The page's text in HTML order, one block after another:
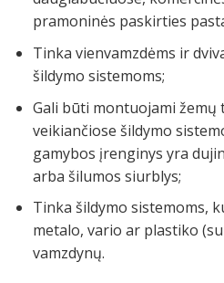
pramoninės paskirties
Tinka vienvamzdėms ir
šildymo sistemoms;
Gali būti montuojami
veikiančiose šildymo
gamybos įrenginys yra
arba šilumos siurblys;
Tinka šildymo sistemoms,
metalo, vario ar plastiko
vamzdynų.